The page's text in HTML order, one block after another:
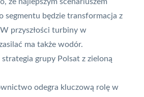
że najlepszym scenariuszem
segmentu będzie transformacja z
przyszłości turbiny w
ma także wodór.
strategia grupy Polsat z zieloną
odegra kluczową rolę w